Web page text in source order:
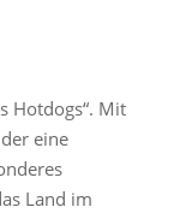
Hotdogs“. Mit
eine
Land im